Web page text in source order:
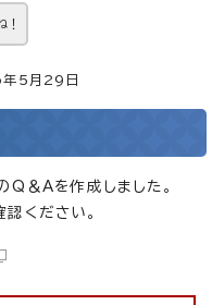
！
5月29日
Q＆Aを作成しました。
ください。